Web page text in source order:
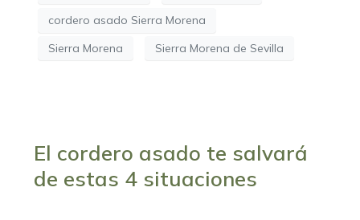
cordero asado Sierra Morena
Sierra Morena
Sierra Morena de Sevilla
El cordero asado te salvará
de estas 4 situaciones